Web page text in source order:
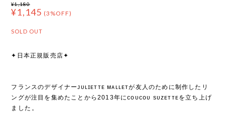
¥1,180
¥1,145 (3%OFF)
SOLD OUT
✦日本正規販売店✦
フランスのデザイナーᴊᴜʟɪᴇᴛᴛᴇ ᴍᴀʟʟᴇᴛが友人のために制作したリ
ングが注目を集めたことから2013年にᴄᴏᴜᴄᴏᴜ sᴜᴢᴇᴛᴛᴇを立ち上げ
ました⁡。